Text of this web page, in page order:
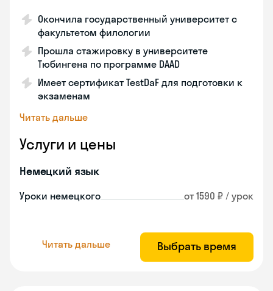
Окончила государственный университет с
факультетом филологии
Прошла стажировку в университете
Тюбингена по программе DAAD
Имеет сертификат TestDaF для подготовки к
экзаменам
Читать дальше
Услуги и цены
Немецкий язык
Уроки немецкого от 1590 ₽ / урок
Читать дальше Выбрать время